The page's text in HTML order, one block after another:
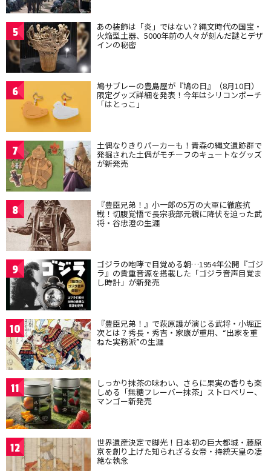
5 あの装飾は「炎」ではない？縄文時代の国宝・
火焔型土器、5000年前の人々が刻んだ謎とデザ
インの秘密
6 鳩サブレーの豊島屋が『鳩の日』（8月10日）
限定グッズ詳細を発表！今年はシリコンポーチ
「はとっこ」
7 土偶なりきりパーカーも！青森の縄文遺跡群で
発掘された土偶がモチーフのキュートなグッズ
が新発売
8 『豊臣兄弟！』小一郎の5万の大軍に徹底抗
戦！切腹覚悟で長宗我部元親に降伏を迫った武
将・谷忠澄の生涯
9 ゴジラの咆哮で目覚める朝…1954年公開『ゴジ
ラ』の貴重音源を搭載した「ゴジラ音声目覚ま
し時計」が新発売
10 『豊臣兄弟！』で萩原護が演じる武将・小堀正
次とは？秀長・秀吉・家康が重用、“出家を重
ねた実務派”の生涯
11 しっかり抹茶の味わい、さらに果実の香りも楽
しめる「無糖フレーバー抹茶」ストロベリー、
マンゴー新発売
12 世界遺産決定で脚光！日本初の巨大都城・藤原
京を創り上げた知られざる女帝・持統天皇の凄
絶な執念